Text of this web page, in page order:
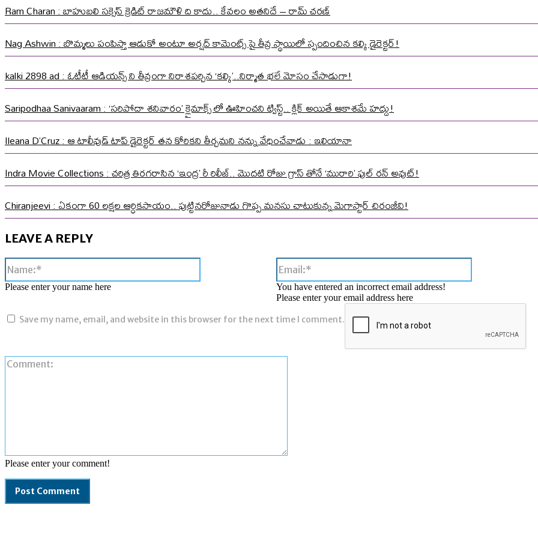
Ram Charan : బాహుబలి సక్సెస్ క్రెడిట్ రాజమౌళి ది కాదు.. కేవలం అతనిదే – రామ్ చరణ్
Nag Ashwin : బొమ్మలు పంపిస్తా ఆడుకో అంటూ అర్షద్ కామెంట్స్ పై తీవ్ర స్థాయిలో స్పందించిన కల్కి డైరెక్టర్!
kalki 2898 ad : ఓటీటీ ఆడియన్స్ ని తీవ్రంగా నిరాశపర్చిన ‘కల్కి’..నిర్మాత భలే మోసం చేసాడుగా!
Saripodhaa Sanivaaram : ‘సరిపోదా శనివారం’ క్లైమాక్స్ లో ఊహించని ట్విస్ట్.. క్లిక్ అయితే ఆకాశమే హద్దు!
Ileana D’Cruz : ఆ టాలీవుడ్ టాప్ డైరెక్టర్ తన కోరికని తీర్చమని నన్ను వేధించేవాడు : ఇలియానా
Indra Movie Collections : చరిత్ర తిరగరాసిన ‘ఇంద్ర’ రీ రిలీజ్.. మొదటి రోజు గ్రాస్ తోనే ‘మురారి’ ఫుల్ రన్ అవుట్!
Chiranjeevi : ఏకంగా 60 లక్షల ఆర్ధికసాయం.. పుట్టినరోజునాడు గొప్ప మనసు చాటుకున్న మెగాస్టార్ చిరంజీవి!
LEAVE A REPLY
Please enter your comment!
Please enter your name here
Email:*
You have entered an incorrect email address!
Please enter your email address here
Save my name, email, and website in this browser for the next time I comment.